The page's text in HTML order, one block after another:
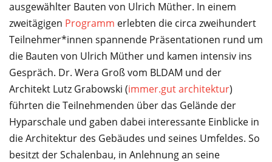
ausgewählter Bauten von Ulrich Müther. In einem
zweitägigen Programm erlebten die circa zweihundert
Teilnehmer*innen spannende Präsentationen rund um
die Bauten von Ulrich Müther und kamen intensiv ins
Gespräch. Dr. Wera Groß vom BLDAM und der
Architekt Lutz Grabowski (immer.gut architektur)
führten die Teilnehmenden über das Gelände der
Hyparschale und gaben dabei interessante Einblicke in
die Architektur des Gebäudes und seines Umfeldes. So
besitzt der Schalenbau, in Anlehnung an seine